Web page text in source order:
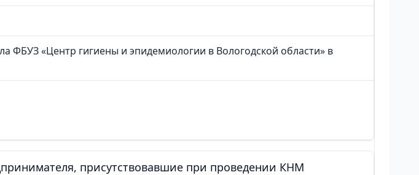
ФБУЗ «Центр гигиены и эпидемиологии в Вологодской области» в
присутствовавшие при проведении КНМ